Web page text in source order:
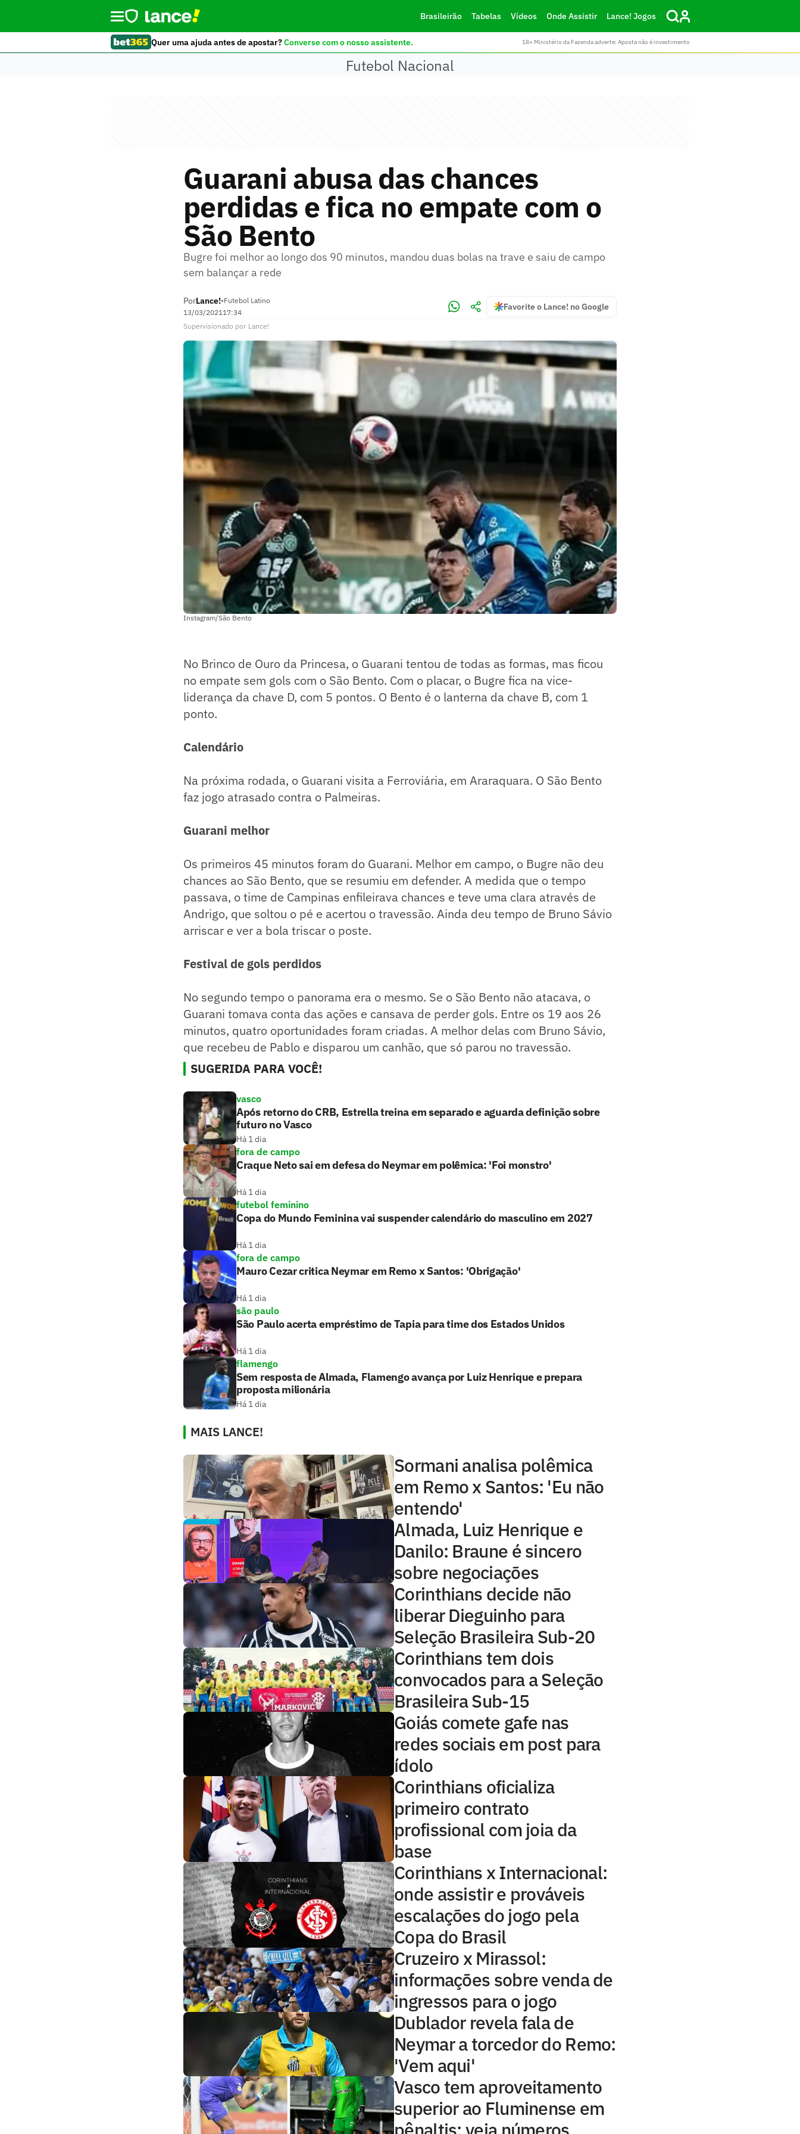
Brasileirão Tabelas Vídeos Onde Assistir Lance! Jogos
Quer uma ajuda antes de apostar?Converse com o nosso assistente. 18+ Ministério da Fazenda adverte: Aposta não é investimento
Futebol Nacional
Guarani abusa das chances
perdidas e fica no empate com o
São Bento
Bugre foi melhor ao longo dos 90 minutos, mandou duas bolas na trave e saiu de campo
sem balançar a rede
PorLance!•Futebol Latino
13/03/202117:34
Favorite o Lance! no Google
Supervisionado por Lance!
Instagram/São Bento
No Brinco de Ouro da Princesa, o Guarani tentou de todas as formas, mas ficou
no empate sem gols com o São Bento. Com o placar, o Bugre fica na vice-
liderança da chave D, com 5 pontos. O Bento é o lanterna da chave B, com 1
ponto.
Calendário
Na próxima rodada, o Guarani visita a Ferroviária, em Araraquara. O São Bento
faz jogo atrasado contra o Palmeiras.
Guarani melhor
Os primeiros 45 minutos foram do Guarani. Melhor em campo, o Bugre não deu
chances ao São Bento, que se resumiu em defender. A medida que o tempo
passava, o time de Campinas enfileirava chances e teve uma clara através de
Andrigo, que soltou o pé e acertou o travessão. Ainda deu tempo de Bruno Sávio
arriscar e ver a bola triscar o poste.
Festival de gols perdidos
No segundo tempo o panorama era o mesmo. Se o São Bento não atacava, o
Guarani tomava conta das ações e cansava de perder gols. Entre os 19 aos 26
minutos, quatro oportunidades foram criadas. A melhor delas com Bruno Sávio,
que recebeu de Pablo e disparou um canhão, que só parou no travessão.
SUGERIDA PARA VOCÊ!
vasco
Após retorno do CRB, Estrella treina em separado e aguarda definição sobre
futuro no Vasco
Há 1 dia
fora de campo
Craque Neto sai em defesa do Neymar em polêmica: 'Foi monstro'
Há 1 dia
futebol feminino
Copa do Mundo Feminina vai suspender calendário do masculino em 2027
Há 1 dia
fora de campo
Mauro Cezar critica Neymar em Remo x Santos: 'Obrigação'
Há 1 dia
são paulo
São Paulo acerta empréstimo de Tapia para time dos Estados Unidos
Há 1 dia
flamengo
Sem resposta de Almada, Flamengo avança por Luiz Henrique e prepara
proposta milionária
Há 1 dia
MAIS LANCE!
Sormani analisa polêmica
em Remo x Santos: 'Eu não
entendo'
Almada, Luiz Henrique e
Danilo: Braune é sincero
sobre negociações
Corinthians decide não
liberar Dieguinho para
Seleção Brasileira Sub-20
Corinthians tem dois
convocados para a Seleção
Brasileira Sub-15
Goiás comete gafe nas
redes sociais em post para
ídolo
Corinthians oficializa
primeiro contrato
profissional com joia da
base
Corinthians x Internacional:
onde assistir e prováveis
escalações do jogo pela
Copa do Brasil
Cruzeiro x Mirassol:
informações sobre venda de
ingressos para o jogo
Dublador revela fala de
Neymar a torcedor do Remo:
'Vem aqui'
Vasco tem aproveitamento
superior ao Fluminense em